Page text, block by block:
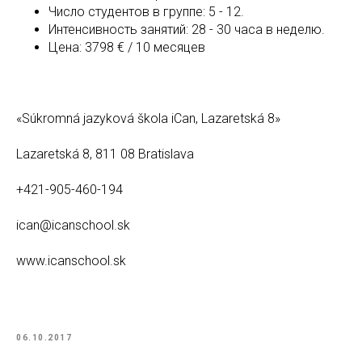
Число студентов в группе: 5 - 12.
Интенсивность занятий: 28 - 30 часа в неделю.
Цена: 3798 € / 10 месяцев
«Súkromná jazyková škola iCan, Lazaretská 8»
Lazaretská 8, 811 08 Bratislava
+421-905-460-194
ican@icanschool.sk
www.icanschool.sk
06.10.2017